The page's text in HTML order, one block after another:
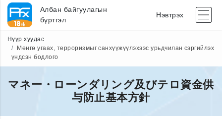
Албан байгуулагын
бүртгэл
Нэвтрэх
Нүүр хуудас
Мөнгө угаах, терроризмыг санхүүжүүлэхээс урьдчилан сэргийлэх
үндсэн бодлого
マネー・ローンダリング及びテロ資金供
与防止基本方針